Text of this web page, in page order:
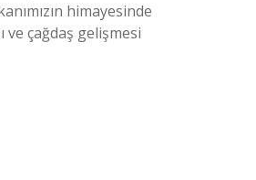
himayesinde
çağdaş gelişmesi